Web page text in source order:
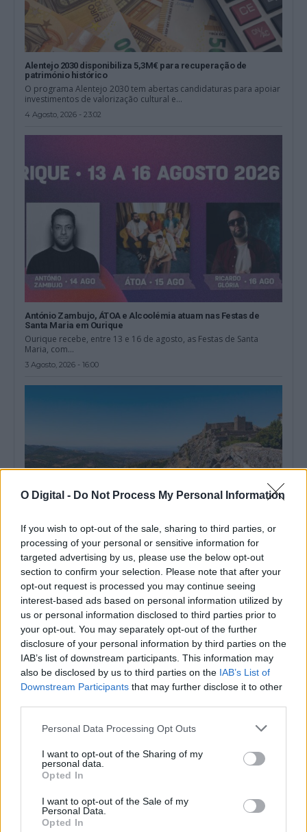
O Digital - Do Not Process My Personal Information
If you wish to opt-out of the sale, sharing to third parties, or
processing of your personal or sensitive information for
targeted advertising by us, please use the below opt-out
section to confirm your selection. Please note that after your
opt-out request is processed you may continue seeing
interest-based ads based on personal information utilized by
us or personal information disclosed to third parties prior to
your opt-out. You may separately opt-out of the further
disclosure of your personal information by third parties on the
IAB’s list of downstream participants. This information may
also be disclosed by us to third parties on the IAB’s List of
Downstream Participants that may further disclose it to other
Personal Data Processing Opt Outs
I want to opt-out of the Sharing of my
personal data.
Opted In
I want to opt-out of the Sale of my
Personal Data.
Opted In
Alentejo 2030 disponibiliza 5,3M€ para recuperação de
património histórico
O programa Alentejo 2030 tem abertas candidaturas para apoiar
investimentos de valorização cultural e...
4 Agosto, 2026 - 23:02
António Zambujo, ÁTOA e Alcoolémia atuam nas Festas de
Santa Maria em Ourique
Ourique recebe, entre 13 e 16 de agosto, as Festas de Santa
Maria, com...
3 Agosto, 2026 - 16:00
14.º Festival Internacional de Cinema de Marvão e Valencia de
Alcántara regressa de 7 a 15 de agosto
O 14.º Festival Internacional de Cinema de Marvão e Valencia de
Alcántara decorre entre...
3 Agosto, 2026 - 11:59
Alvalade Medieval regressa em setembro com o tema “Da
Maleita à Cura”